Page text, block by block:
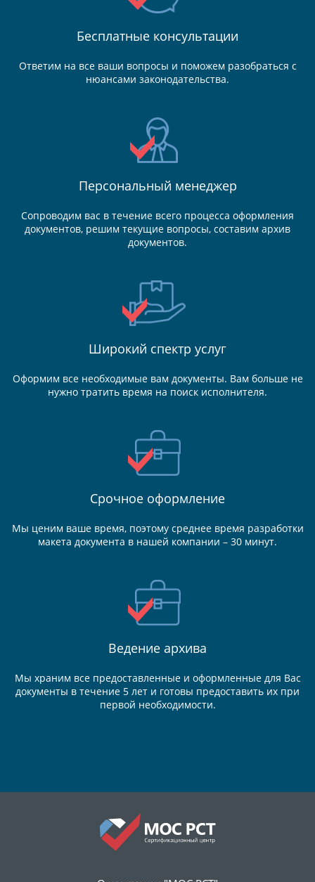
Бесплатные консультации
Ответим на все ваши вопросы и поможем разобраться с
нюансами законодательства.
Персональный менеджер
Сопроводим вас в течение всего процесса оформления
документов, решим текущие вопросы, составим архив
документов.
Широкий спектр услуг
Оформим все необходимые вам документы. Вам больше не
нужно тратить время на поиск исполнителя.
Срочное оформление
Мы ценим ваше время, поэтому среднее время разработки
макета документа в нашей компании – 30 минут.
Ведение архива
Мы храним все предоставленные и оформленные для Вас
документы в течение 5 лет и готовы предоставить их при
первой необходимости.